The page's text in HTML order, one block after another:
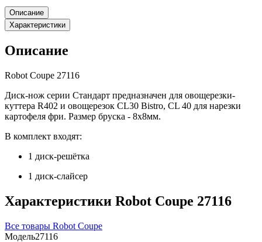
Описание
Характеристики
Описание
Robot Coupe 27116
Диск-нож серии Стандарт предназначен для овощерезки-
куттера R402 и овощерезок CL30 Bistro, CL 40 для нарезки
картофеля фри. Размер бруска - 8х8мм.
В комплект входят:
1 диск-решётка
1 диск-слайсер
Характеристики Robot Coupe 27116
Все товары Robot Coupe
Модель27116